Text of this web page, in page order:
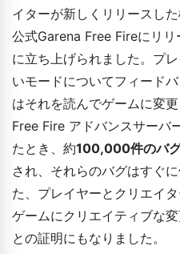
イターが新しくリリースし
公式Garena Free Fireにリリ
に立ち上げられました。プ
いモードについてフィード
はそれを読んでゲームに変
Free Fire アドバンスサーバ
たとき、約100,000件のバ
され、それらのバグはすぐ
た、プレイヤーとクリエイ
ゲームにクリエイティブな
との証明にもなりました。